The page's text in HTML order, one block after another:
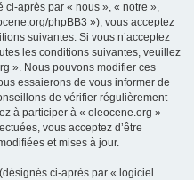
ci-après par « nous », « notre »,
phpBB3 »), vous acceptez
suivantes. Si vous n’acceptez
les conditions suivantes, veuillez
». Nous pouvons modifier ces
essaierons de vous informer de
de vérifier régulièrement
à participer à « oleocene.org »
vous acceptez d’être
et mises à jour.
ci-après par « logiciel